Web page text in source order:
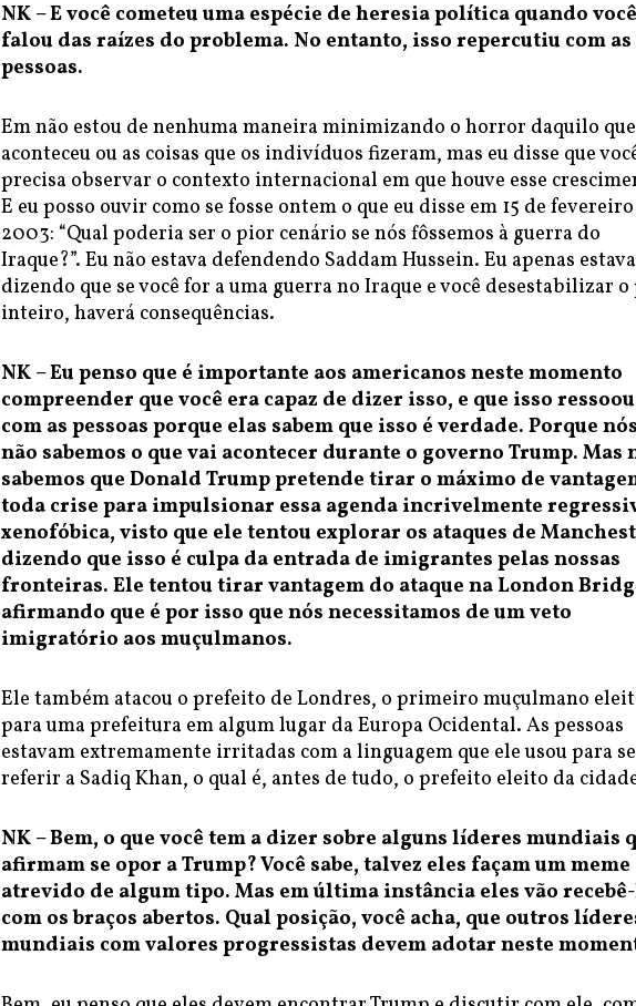
NK – E você cometeu uma espécie de heresia política quando você
falou das raízes do problema. No entanto, isso repercutiu com as
pessoas.
Em não estou de nenhuma maneira minimizando o horror daquilo que
aconteceu ou as coisas que os indivíduos fizeram, mas eu disse que
precisa observar o contexto internacional em que houve esse
E eu posso ouvir como se fosse ontem o que eu disse em 15 de
2003: “Qual poderia ser o pior cenário se nós fôssemos à guerra do
Iraque?”. Eu não estava defendendo Saddam Hussein. Eu apenas estava
dizendo que se você for a uma guerra no Iraque e você desestabilizar o
inteiro, haverá consequências.
NK – Eu penso que é importante aos americanos neste momento
compreender que você era capaz de dizer isso, e que isso ressoou
com as pessoas porque elas sabem que isso é verdade. Porque nós
não sabemos o que vai acontecer durante o governo Trump. Mas
sabemos que Donald Trump pretende tirar o máximo de
toda crise para impulsionar essa agenda incrivelmente
xenofóbica, visto que ele tentou explorar os ataques de
dizendo que isso é culpa da entrada de imigrantes pelas nossas
fronteiras. Ele tentou tirar vantagem do ataque na London
afirmando que é por isso que nós necessitamos de um veto
imigratório aos muçulmanos.
Ele também atacou o prefeito de Londres, o primeiro muçulmano
para uma prefeitura em algum lugar da Europa Ocidental. As pessoas
estavam extremamente irritadas com a linguagem que ele usou para se
referir a Sadiq Khan, o qual é, antes de tudo, o prefeito eleito da
NK – Bem, o que você tem a dizer sobre alguns líderes mundiais
afirmam se opor a Trump? Você sabe, talvez eles façam um meme
atrevido de algum tipo. Mas em última instância eles vão
com os braços abertos. Qual posição, você acha, que outros
mundiais com valores progressistas devem adotar neste